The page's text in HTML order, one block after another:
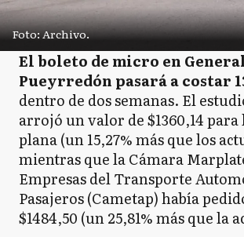
Foto: Archivo.
El boleto de micro en
Pueyrredón pasará a costar
dentro de dos semanas. El
arrojó un valor de $1360,14
plana (un 15,27% más que los
mientras que la Cámara
Empresas del Transporte
Pasajeros (Cametap) había
$1484,50 (un 25,81% más que la